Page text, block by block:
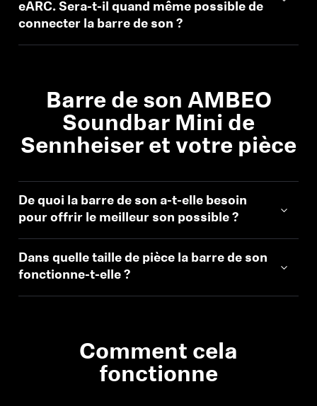
Découvrir
À propos de nous
Innovations
Sound Space
Support
eARC. Sera-t-il quand même possible de
connecter la barre de son ?
Barre de son AMBEO
Soundbar Mini de
Sennheiser et votre pièce
De quoi la barre de son a-t-elle besoin
pour offrir le meilleur son possible ?
Dans quelle taille de pièce la barre de son
fonctionne-t-elle ?
Comment cela
fonctionne